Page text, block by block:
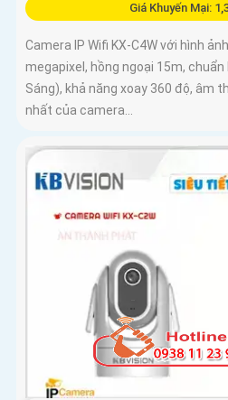
Giá Khuyến Mại:
Camera IP Wifi KX-C4W với hình
megapixel, hồng ngoại 15m, chuẩn
Sáng), khả năng xoay 360 độ, âm
nhất của camera...